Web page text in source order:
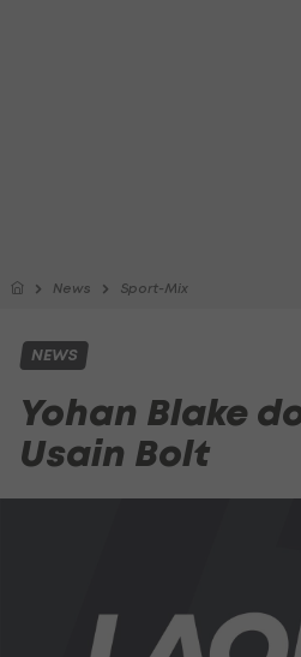
News Sport-Mix
NEWS
Yohan Blake
Usain Bolt